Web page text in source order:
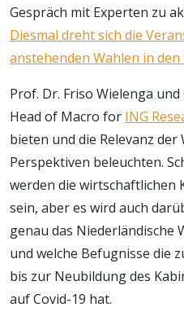
Gespräch mit Experten zu
Diesmal dreht sich die
anstehenden Wahlen in
Prof. Dr. Friso Wielenga
Head of Macro for ING
bieten und die Relevanz
Perspektiven beleuchten.
werden die wirtschaftlichen
sein, aber es wird auch
genau das
und welche Befugnisse die
bis zur Neubildung des
auf Covid-19 hat.